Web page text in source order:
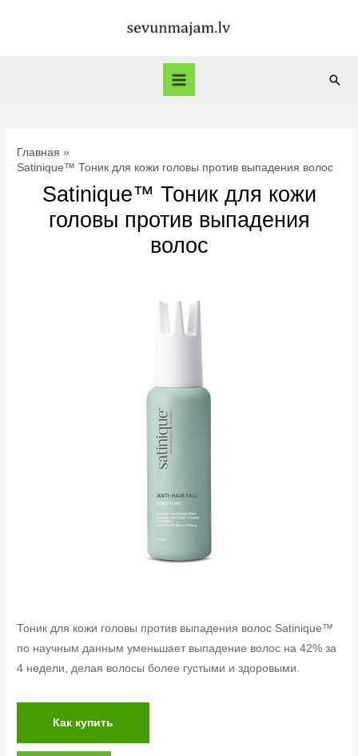
Main
Главная
Satinique™ Тоник для кожи головы против выпадения волос
Satinique™ Тоник для кожи
головы против выпадения
волос
Тоник для кожи головы против выпадения волос Satinique™
по научным данным уменьшает выпадение волос на 42% за
4 недели, делая волосы более густыми и здоровыми.
Как купить